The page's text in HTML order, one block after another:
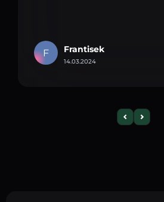
F Frantisek
14.03.2024